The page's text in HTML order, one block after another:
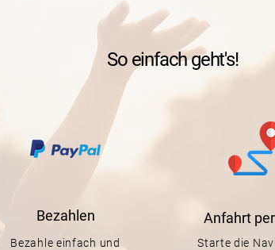
So einfach geht's!
Bezahlen Anfahrt
Bezahle einfach und
Starte die